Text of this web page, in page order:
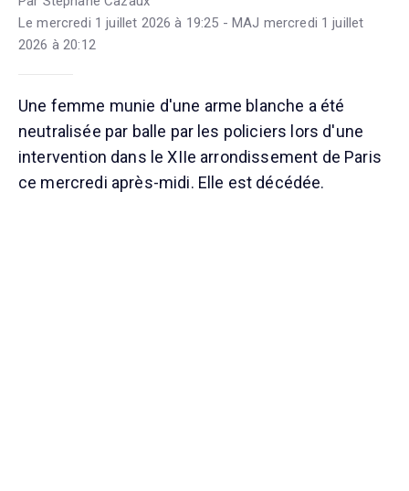
Le mercredi 1 juillet 2026 à 19:25 - MAJ mercredi 1 juillet
2026 à 20:12
Une femme munie d'une arme blanche a été
neutralisée par balle par les policiers lors d'une
intervention dans le XIIe arrondissement de Paris
ce mercredi après-midi. Elle est décédée.